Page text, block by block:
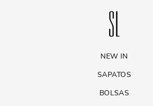
NEW IN
SAPATOS
BOLSAS